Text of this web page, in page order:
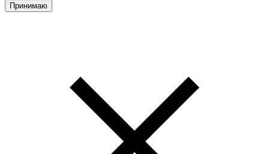
Принимаю